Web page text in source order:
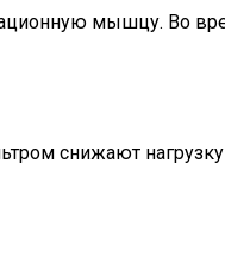
мышцу. Во
снижают